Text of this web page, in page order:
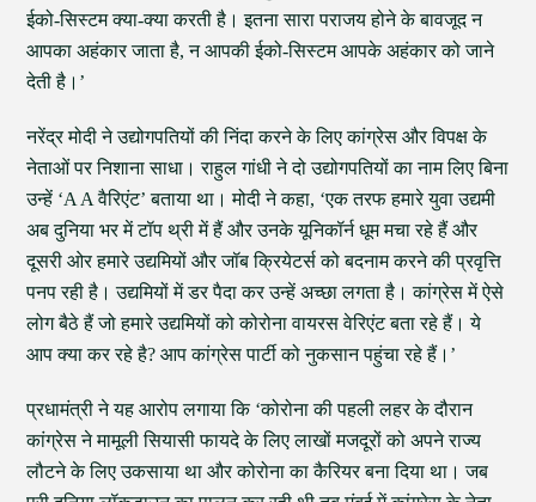
ईको-सिस्टम क्‍या-क्‍या करती है। इतना सारा पराजय होने के बावजूद न
आपका अहंकार जाता है, न आपकी ईको-सिस्टम आपके अहंकार को जाने
देती है।’
नरेंद्र मोदी ने उद्योगपतियों की निंदा करने के लिए कांग्रेस और विपक्ष के
नेताओं पर निशाना साधा। राहुल गांधी ने दो उद्योगपतियों का नाम लिए बिना
उन्हें ‘A A वैरिएंट’ बताया था। मोदी ने कहा, ‘एक तरफ हमारे युवा उद्यमी
अब दुनिया भर में टॉप थ्री में हैं और उनके यूनिकॉर्न धूम मचा रहे हैं और
दूसरी ओर हमारे उद्यमियों और जॉब क्रियेटर्स को बदनाम करने की प्रवृत्ति
पनप रही है। उद्यमियों में डर पैदा कर उन्हें अच्छा लगता है। कांग्रेस में ऐसे
लोग बैठे हैं जो हमारे उद्यमियों को कोरोना वायरस वेरिएंट बता रहे हैं। ये
आप क्या कर रहे है? आप कांग्रेस पार्टी को नुकसान पहुंचा रहे हैं।’
प्रधामंत्री ने यह आरोप लगाया कि ‘कोरोना की पहली लहर के दौरान
कांग्रेस ने मामूली सियासी फायदे के लिए लाखों मजदूरों को अपने राज्य
लौटने के लिए उकसाया था और कोरोना का कैरियर बना दिया था। जब